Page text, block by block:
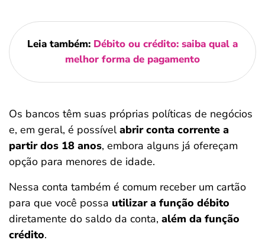
Leia também: Débito ou crédito: saiba qual a
melhor forma de pagamento
Os bancos têm suas próprias políticas de negócios
e, em geral, é possívelabrir conta corrente a
partir dos 18 anos, embora alguns já ofereçam
opção para menores de idade.
Nessa conta também é comum receber um cartão
para que você possa utilizar a função débito
diretamente do saldo da conta, além da função
crédito.